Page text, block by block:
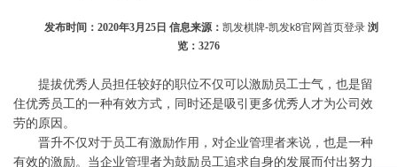
发布时间：2020年3月25日 信息来源： 凯发棋牌-凯发k8官网首页登录浏
览：3276
提拔优秀人员担任较好的职位不仅可以激励员工士气，也是留
住优秀员工的一种有效方式，同时还是吸引更多优秀人才为公司效
劳的原因。
晋升不仅对于员工有激励作用，对企业管理者来说，也是一种
有效的激励。当企业管理者为鼓励员工追求自身的发展而付出努力